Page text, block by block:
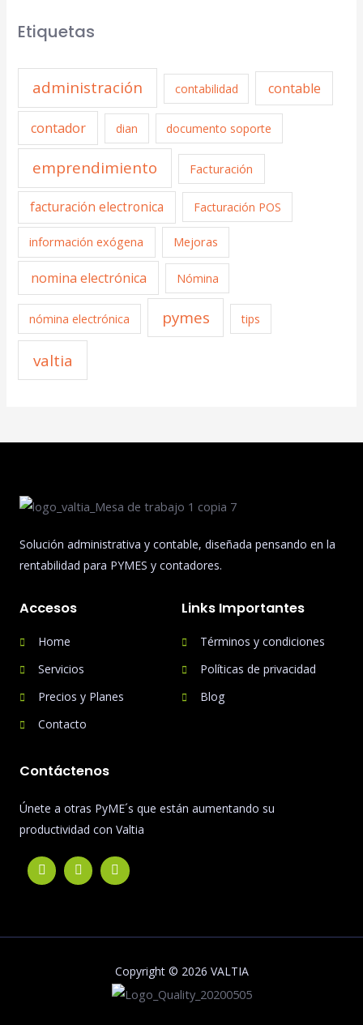
Etiquetas
administración contabilidad contable
contador dian documento soporte
emprendimiento Facturación
facturación electronica Facturación POS
información exógena Mejoras
nomina electrónica Nómina
nómina electrónica pymes tips
valtia
Solución administrativa y contable, diseñada pensando en la
rentabilidad para PYMES y contadores.
Accesos
Home
Servicios
Precios y Planes
Contacto
Links Importantes
Términos y condiciones
Políticas de privacidad
Blog
Contáctenos
Únete a otras PyME´s que están aumentando su
productividad con Valtia
Copyright © 2026 VALTIA